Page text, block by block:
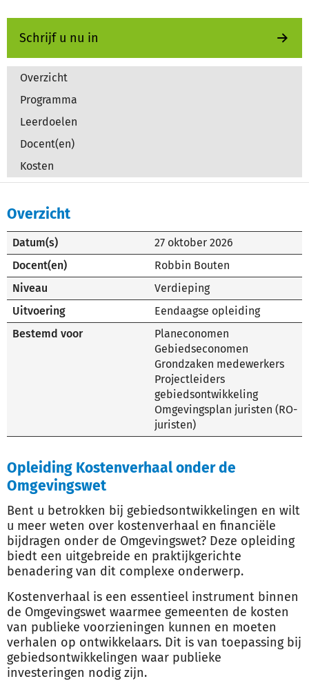
Schrijf u nu in
Overzicht
Programma
Leerdoelen
Docent(en)
Kosten
Overzicht
Datum(s)
27 oktober 2026
Docent(en)
Robbin Bouten
Niveau
Verdieping
Uitvoering
Eendaagse opleiding
Bestemd voor
Planeconomen
Gebiedseconomen
Grondzaken medewerkers
Projectleiders
gebiedsontwikkeling
Omgevingsplan juristen (RO-
juristen)
Opleiding Kostenverhaal onder de
Omgevingswet
Bent u betrokken bij gebiedsontwikkelingen en wilt
u meer weten over kostenverhaal en financiële
bijdragen onder de Omgevingswet? Deze opleiding
biedt een uitgebreide en praktijkgerichte
benadering van dit complexe onderwerp.
Kostenverhaal is een essentieel instrument binnen
de Omgevingswet waarmee gemeenten de kosten
van publieke voorzieningen kunnen en moeten
verhalen op ontwikkelaars. Dit is van toepassing bij
gebiedsontwikkelingen waar publieke
investeringen nodig zijn.